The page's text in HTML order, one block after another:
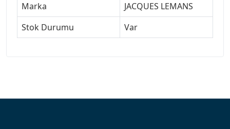
Marka
JACQUES LEMANS
Stok Durumu
Var